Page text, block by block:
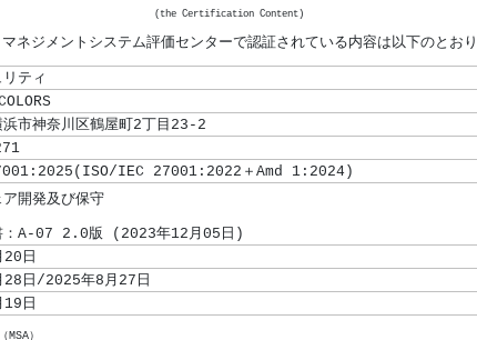
(the Certification Content)
ネジメントシステム評価センターで認証されている内容は以下のとお
ティ
浜市神奈川区鶴屋町2丁目23-2
IEC 27001:2022＋Amd 1:2024)
：A-07 2.0版 (2023年12月05日)
日
28日/2025年8月27日
日
）